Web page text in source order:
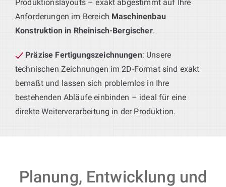
Produktionslayouts – exakt abgestimmt auf Ihre
Anforderungen im Bereich Maschinenbau
Konstruktion in Rheinisch-Bergischer.
Präzise Fertigungszeichnungen: Unsere
technischen Zeichnungen im 2D-Format sind exakt
bemaßt und lassen sich problemlos in Ihre
bestehenden Abläufe einbinden – ideal für eine
direkte Weiterverarbeitung in der Produktion.
Planung, Entwicklung und